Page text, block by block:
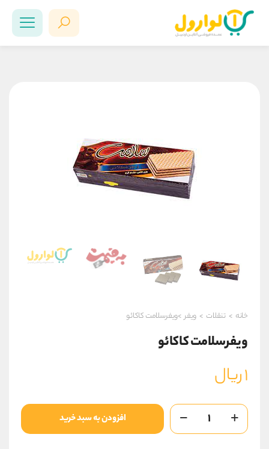
خانه > تنقلات > ویفر >ویفرسلامت کاکائو
ویفرسلامت کاکائو
۱ریال
ویفرسلامت
کاکائو
عدد
افزودن به سبد خرید